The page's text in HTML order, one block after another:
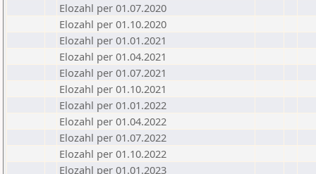
Elozahl per 01.07.2020
Elozahl per 01.10.2020
Elozahl per 01.01.2021
Elozahl per 01.04.2021
Elozahl per 01.07.2021
Elozahl per 01.10.2021
Elozahl per 01.01.2022
Elozahl per 01.04.2022
Elozahl per 01.07.2022
Elozahl per 01.10.2022
Elozahl per 01.01.2023